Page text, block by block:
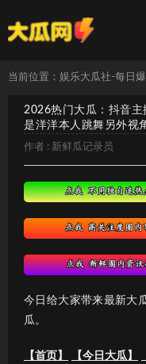
当前位置： 娱乐大瓜社-每日
2026热门大瓜：抖音
是洋洋本人跳舞另外视
作者 : 新鲜瓜记录员
今日给大家带来最新大
瓜。
【首页】 【今日大瓜】